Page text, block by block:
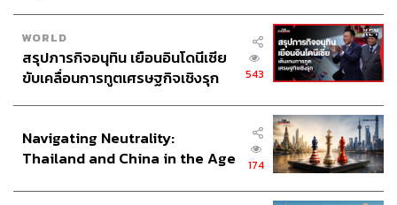
ABOUT THE AUTHOR
ถนัดกิจ จันกิเสน
Content Creator ประจำกองบรรณาธิการ
THE STANDARD WEALTH ผู้เสพติดโลก
ธุรกิจ การตลาด เทคโนโลยี และชอบสำรวจ
โลกออฟไลน์และออนไลน์มาถอดรหัสความ
เคลื่อนไหวให้เป็นเรื่องเข้าใจง่าย สนุก และได้
WORLD
สรุปภารกิจอนุทิน เยือนอินโดนีเซีย
ขับเคลื่อนการทูตเศรษฐกิจเชิงรุก
543
Navigating Neutrality:
Thailand and China in the Age
174